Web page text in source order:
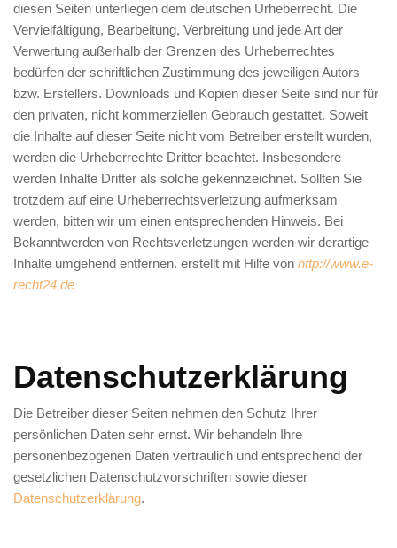
diesen Seiten unterliegen dem deutschen Urheberrecht. Die
Vervielfältigung, Bearbeitung, Verbreitung und jede Art der
Verwertung außerhalb der Grenzen des Urheberrechtes
bedürfen der schriftlichen Zustimmung des jeweiligen Autors
bzw. Erstellers. Downloads und Kopien dieser Seite sind nur für
den privaten, nicht kommerziellen Gebrauch gestattet. Soweit
die Inhalte auf dieser Seite nicht vom Betreiber erstellt wurden,
werden die Urheberrechte Dritter beachtet. Insbesondere
werden Inhalte Dritter als solche gekennzeichnet. Sollten Sie
trotzdem auf eine Urheberrechtsverletzung aufmerksam
werden, bitten wir um einen entsprechenden Hinweis. Bei
Bekanntwerden von Rechtsverletzungen werden wir derartige
Inhalte umgehend entfernen. erstellt mit Hilfe von http://www.e-
recht24.de
Datenschutzerklärung
Die Betreiber dieser Seiten nehmen den Schutz Ihrer
persönlichen Daten sehr ernst. Wir behandeln Ihre
personenbezogenen Daten vertraulich und entsprechend der
gesetzlichen Datenschutzvorschriften sowie dieser
Datenschutzerklärung.